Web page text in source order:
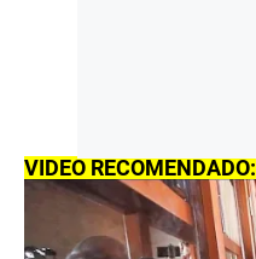
VIDEO RECOMENDADO: